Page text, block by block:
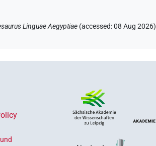
Linguae Aegyptiae (accessed:08 Aug 2026)